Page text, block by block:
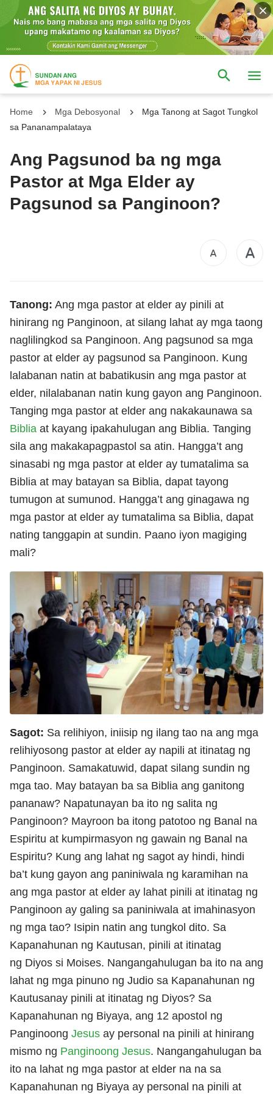
Home Mga Debosyonal
Mga Tanong at Sagot Tungkol
sa Pananampalataya
Ang Pagsunod ba ng mga
Pastor at Mga Elder ay
Pagsunod sa Panginoon?
Tanong: Ang mga pastor at elder ay pinili at
hinirang ng Panginoon, at silang lahat ay mga taong
naglilingkod sa Panginoon. Ang pagsunod sa mga
pastor at elder ay pagsunod sa Panginoon. Kung
lalabanan natin at babatikusin ang mga pastor at
elder, nilalabanan natin kung gayon ang Panginoon.
Tanging mga pastor at elder ang nakakaunawa sa
Biblia at kayang ipakahulugan ang Biblia. Tanging
sila ang makakapagpastol sa atin. Hangga’t ang
sinasabi ng mga pastor at elder ay tumatalima sa
Biblia at may batayan sa Biblia, dapat tayong
tumugon at sumunod. Hangga’t ang ginagawa ng
mga pastor at elder ay tumatalima sa Biblia, dapat
nating tanggapin at sundin. Paano iyon magiging
mali?
Sagot: Sa relihiyon, iniisip ng ilang tao na ang mga
relihiyosong pastor at elder ay napili at itinatag ng
Panginoon. Samakatuwid, dapat silang sundin ng
mga tao. May batayan ba sa Biblia ang ganitong
pananaw? Napatunayan ba ito ng salita ng
Panginoon? Mayroon ba itong patotoo ng Banal na
Espiritu at kumpirmasyon ng gawain ng Banal na
Espiritu? Kung ang lahat ng sagot ay hindi, hindi
ba’t kung gayon ang paniniwala ng karamihan na
ang mga pastor at elder ay lahat pinili at itinatag ng
Panginoon ay galing sa paniniwala at imahinasyon
ng mga tao? Isipin natin ang tungkol dito. Sa
Kapanahunan ng Kautusan, pinili at itinatag
ng Diyos si Moises. Nangangahulugan ba ito na ang
lahat ng mga pinuno ng Judio sa Kapanahunan ng
Kautusanay pinili at itinatag ng Diyos? Sa
Kapanahunan ng Biyaya, ang 12 apostol ng
Panginoong Jesus ay personal na pinili at hinirang
mismo ng Panginoong Jesus. Nangangahulugan ba
ito na lahat ng mga pastor at elder na na sa
Kapanahunan ng Biyaya ay personal na pinili at